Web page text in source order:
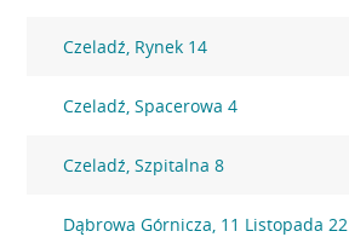
Czeladź, Rynek 14
Czeladź, Spacerowa 4
Czeladź, Szpitalna 8
Dąbrowa Górnicza, 11 Listopada 22